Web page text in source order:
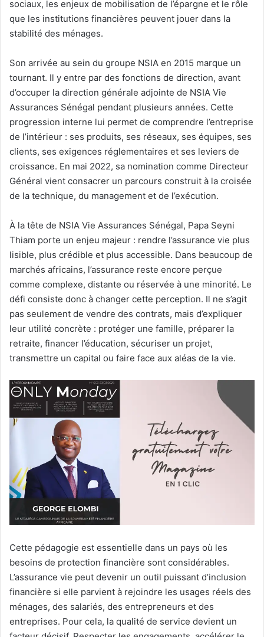
sociaux, les enjeux de mobilisation de l’épargne et le rôle
que les institutions financières peuvent jouer dans la
stabilité des ménages.
Son arrivée au sein du groupe NSIA en 2015 marque un
tournant. Il y entre par des fonctions de direction, avant
d’occuper la direction générale adjointe de NSIA Vie
Assurances Sénégal pendant plusieurs années. Cette
progression interne lui permet de comprendre l’entreprise
de l’intérieur : ses produits, ses réseaux, ses équipes, ses
clients, ses exigences réglementaires et ses leviers de
croissance. En mai 2022, sa nomination comme Directeur
Général vient consacrer un parcours construit à la croisée
de la technique, du management et de l’exécution.
À la tête de NSIA Vie Assurances Sénégal, Papa Seyni
Thiam porte un enjeu majeur : rendre l’assurance vie plus
lisible, plus crédible et plus accessible. Dans beaucoup de
marchés africains, l’assurance reste encore perçue
comme complexe, distante ou réservée à une minorité. Le
défi consiste donc à changer cette perception. Il ne s’agit
pas seulement de vendre des contrats, mais d’expliquer
leur utilité concrète : protéger une famille, préparer la
retraite, financer l’éducation, sécuriser un projet,
transmettre un capital ou faire face aux aléas de la vie.
Cette pédagogie est essentielle dans un pays où les
besoins de protection financière sont considérables.
L’assurance vie peut devenir un outil puissant d’inclusion
financière si elle parvient à rejoindre les usages réels des
ménages, des salariés, des entrepreneurs et des
entreprises. Pour cela, la qualité de service devient un